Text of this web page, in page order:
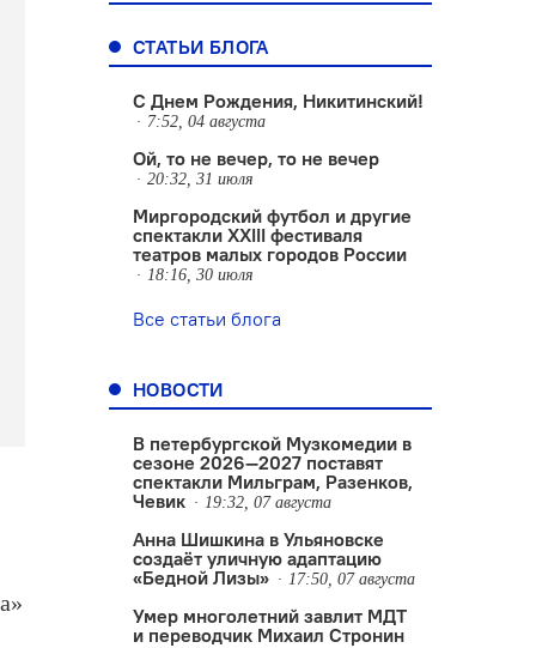
СТАТЬИ БЛОГА
С Днем Рождения, Никитинский!
7:52, 04 августа
Ой, то не вечер, то не вечер
20:32, 31 июля
Миргородский футбол и другие
спектакли XXIII фестиваля
театров малых городов России
18:16, 30 июля
Все статьи блога
НОВОСТИ
В петербургской Музкомедии в
сезоне 2026—2027 поставят
спектакли Мильграм, Разенков,
Чевик
19:32, 07 августа
Анна Шишкина в Ульяновске
создаëт уличную адаптацию
«Бедной Лизы»
17:50, 07 августа
Умер многолетний завлит МДТ
и переводчик Михаил Стронин